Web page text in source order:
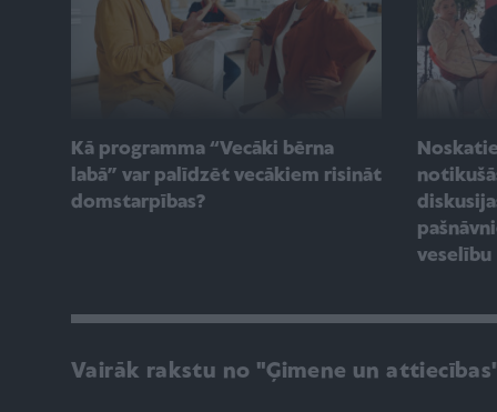
Kā programma “Vecāki bērna
labā” var palīdzēt vecākiem risināt
domstarpības?
veselību
Vairāk rakstu no "Ģimene un